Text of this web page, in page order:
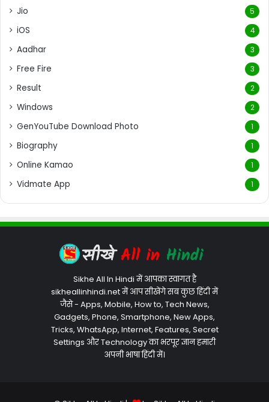
Jio 5
iOS 4
Aadhar 3
Free Fire 3
Result 2
Windows 2
GenYouTube Download Photo 1
Biography 1
Online Kamao 1
Vidmate App 1
Sikhe All In Hindi में आपका स्वागत है
sikheallinhindi.net में आप सीखेंगे सब कुछ हिंदी में
जैसे - Apps, Mobile, How to, Tech News,
Gadgets, Phone, Smartphone, New Apps,
Tricks, WhatsApp, Internet, Features, Secret
Settings और Technology का भरपूर ज्ञान हमारी
अपनी भाषा हिंदी में।